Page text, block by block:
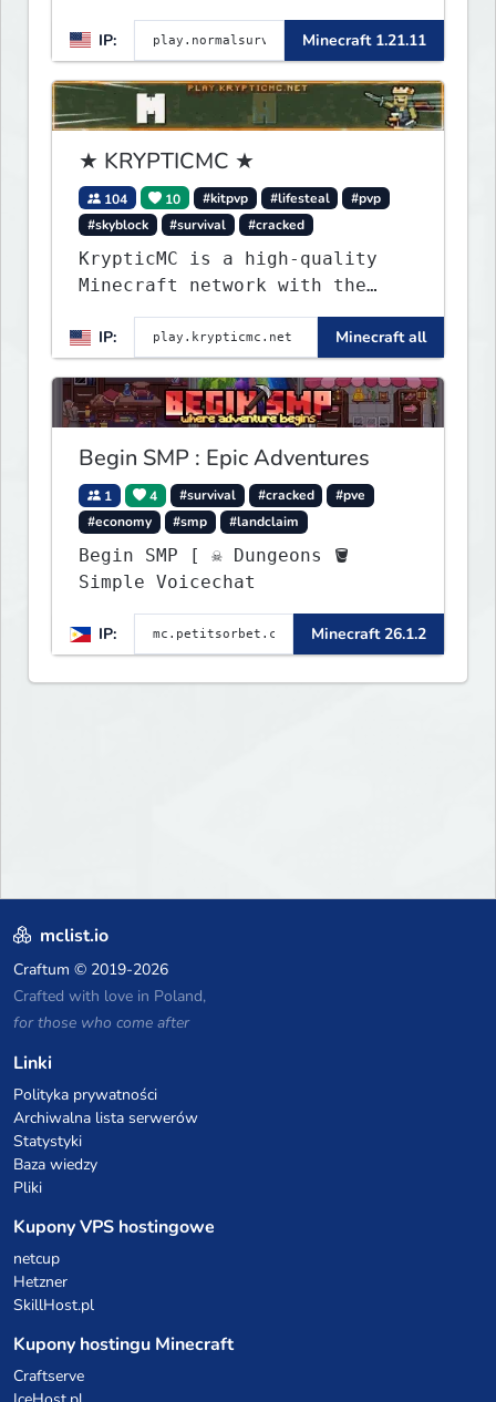
community. Enjoy weekly
updates, new features, and
endless adventures!
IP: Minecraft 1.21.11
★ KRYPTICMC ★
104 10 #kitpvp #lifesteal
#pvp
#skyblock
#survival #cracked
KrypticMC is a high-quality
Minecraft network with the
BEST gamemodes you'll ever
play. Minigames, KitPvP,
Lifesteal, Prison, Practice,
Bedwars, Skywars, & much much
more!
IP: Minecraft all
Begin SMP : Epic Adventures
1 4 #survival #cracked
#pve
#economy
#smp #landclaim
Begin SMP [ ☠ Dungeons 🪣
Simple Voicechat
IP: Minecraft 26.1.2
mclist.io
Craftum © 2019-2026
Crafted with love in Poland,
for those who come after
Linki
Polityka prywatności
Archiwalna lista serwerów
Statystyki
Baza wiedzy
Pliki
Kupony VPS hostingowe
netcup
Hetzner
SkillHost.pl
Kupony hostingu Minecraft
Craftserve